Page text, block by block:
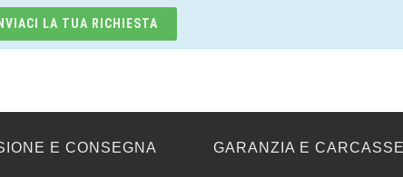
INVIACI LA TUA RICHIESTA
E CONSEGNA GARANZIA E CARCASSE